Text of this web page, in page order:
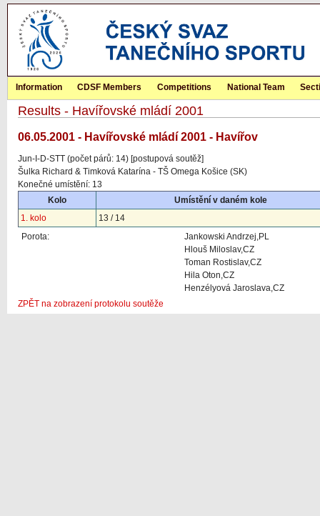
Information CDSF Members Competitions National Team
Results - Havířovské mládí 2001
06.05.2001 - Havířovské mládí 2001 - Havířov
Jun-I-D-STT (počet párů: 14) [postupová soutěž]
Šulka Richard & Timková Katarína - TŠ Omega Košice (SK)
Konečné umístění: 13
Kolo
Umístění v daném kole
1. kolo
13 / 14
Porota:
Jankowski Andrzej,PL
Hlouš Miloslav,CZ
Toman Rostislav,CZ
Hila Oton,CZ
Henzélyová Jaroslava,CZ
ZPĚT na zobrazení protokolu soutěže